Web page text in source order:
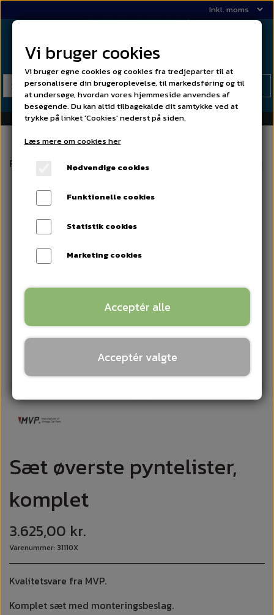
Forside 02 Lister og grill Sæt øverste pyntelister,
Sæt øverste pyntelister,
komplet
3.625,00 kr.
Varenummer: 31110X
Kvalitetsvare fra MVP.
Komplet sæt med monteringsbeslag.
Vi bruger cookies
Vi bruger egne cookies og cookies fra tredjeparter til at
personalisere din brugeroplevelse, til markedsføring og til
at undersøge, hvordan vores hjemmeside anvendes af
besøgende. Du kan altid tilbagekalde dit samtykke ved at
trykke på linket 'Cookies' nederst på siden.
Læs mere om cookies her
Nødvendige cookies
Funktionelle cookies
Statistik cookies
Marketing cookies
Acceptér alle
Acceptér valgte